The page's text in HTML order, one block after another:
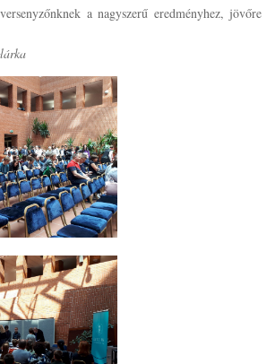
a nagyszerű eredményhez, jövőre